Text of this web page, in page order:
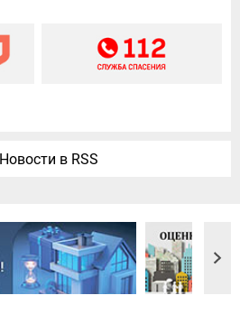
Новости в RSS